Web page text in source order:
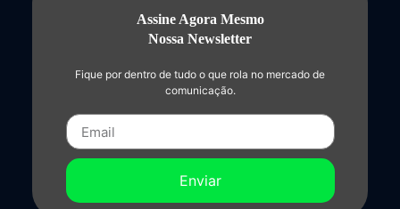
Assine Agora Mesmo
Nossa Newsletter
Fique por dentro de tudo o que rola no mercado de
comunicação.
Enviar